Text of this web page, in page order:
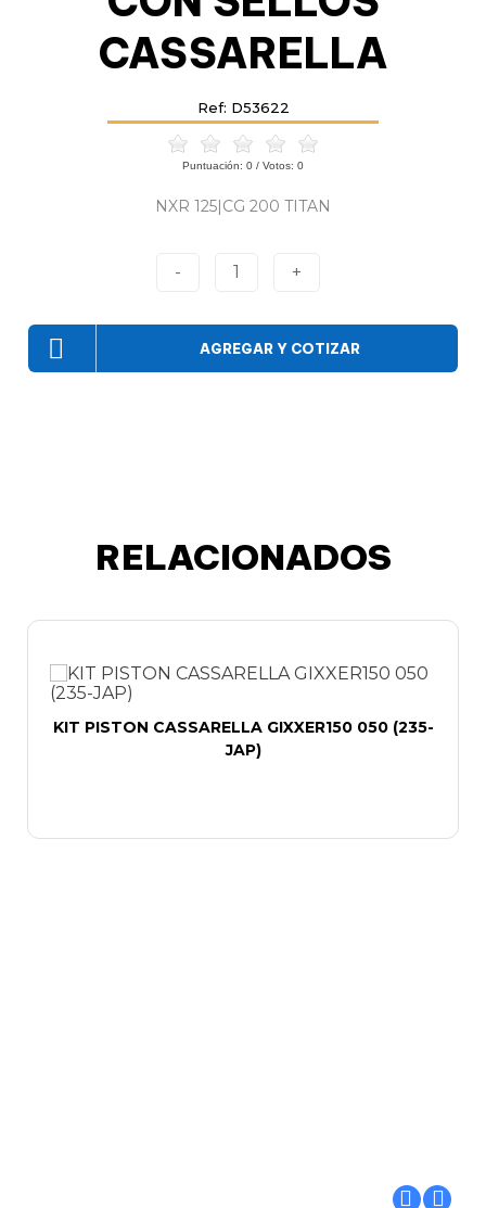
CASSARELLA
Ref: D53622
Puntuación: 0 / Votos: 0
NXR 125|CG 200 TITAN
- 1 +
AGREGAR Y COTIZAR
RELACIONADOS
KIT PISTON CASSARELLA GIXXER150 050 (235-
JAP)